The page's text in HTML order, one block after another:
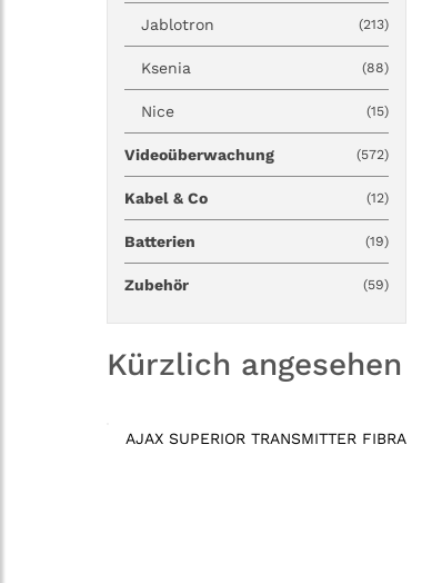
Jablotron (213)
Ksenia (88)
Nice (15)
Videoüberwachung (572)
Kabel & Co (12)
Batterien (19)
Zubehör (59)
Kürzlich angesehen
AJAX SUPERIOR TRANSMITTER FIBRA